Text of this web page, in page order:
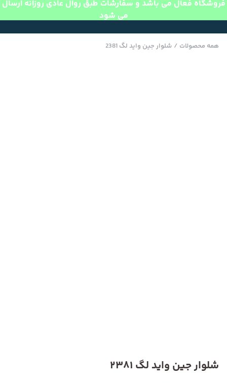
فروشگاه فعال می باشد و سفارشات طبق روال عادی روزانه ارسال
می شود
همه محصولات / شلوار جین واید لگ 2381
شلوار جین واید لگ 2381